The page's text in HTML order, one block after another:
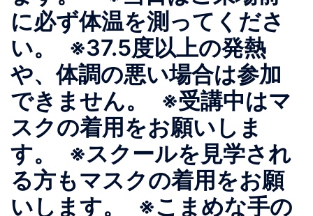
に必ず体温を測ってくださ
い。 ※37.5度以上の発熱
や、体調の悪い場合は参加
できません。 ※受講中はマ
スクの着用をお願いしま
す。 ※スクールを見学され
る方もマスクの着用をお願
いします。 ※こまめな手の